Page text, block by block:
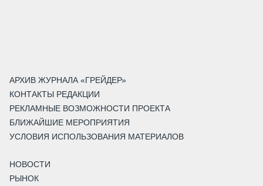
АРХИВ ЖУРНАЛА «ГРЕЙДЕР»
КОНТАКТЫ РЕДАКЦИИ
РЕКЛАМНЫЕ ВОЗМОЖНОСТИ ПРОЕКТА
БЛИЖАЙШИЕ МЕРОПРИЯТИЯ
УСЛОВИЯ ИСПОЛЬЗОВАНИЯ МАТЕРИАЛОВ
НОВОСТИ
РЫНОК